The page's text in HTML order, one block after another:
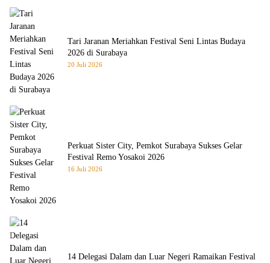
Tari Jaranan Meriahkan Festival Seni Lintas Budaya
2026 di Surabaya
20 Juli 2026
Perkuat Sister City, Pemkot Surabaya Sukses Gelar
Festival Remo Yosakoi 2026
16 Juli 2026
14 Delegasi Dalam dan Luar Negeri Ramaikan Festival